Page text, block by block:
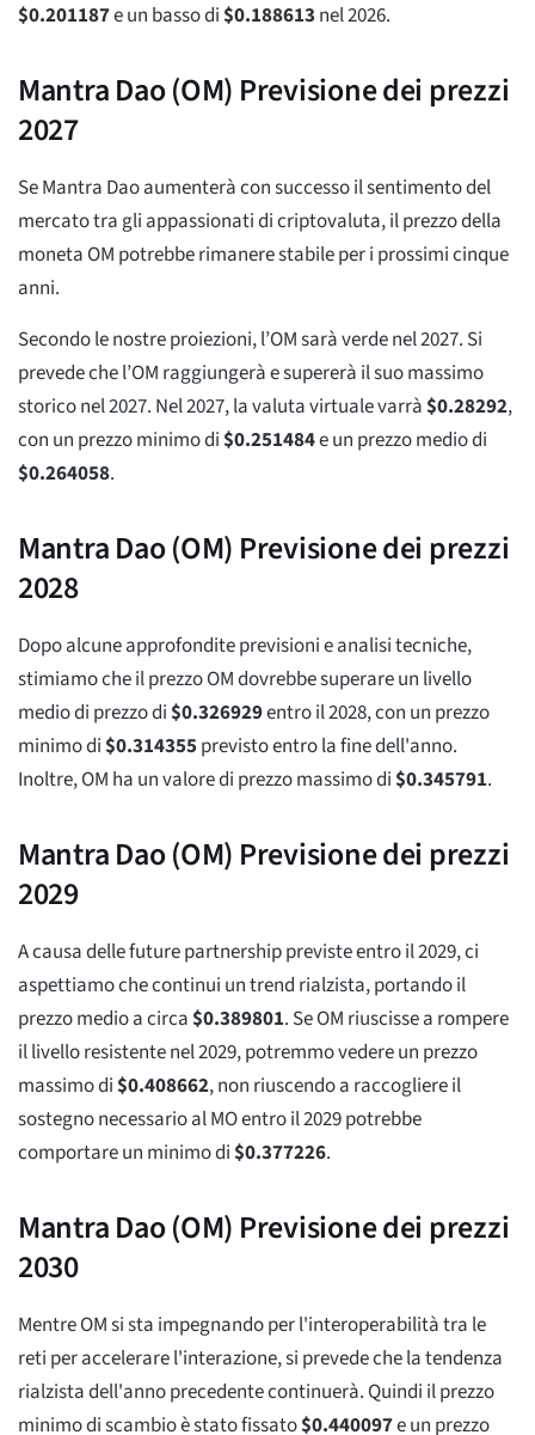
$0.201187e un basso di$0.188613 nel 2026.
Mantra Dao (OM) Previsione dei prezzi
2027
Se Mantra Dao aumenterà con successo il sentimento del
mercato tra gli appassionati di criptovaluta, il prezzo della
moneta OM potrebbe rimanere stabile per i prossimi cinque
anni.
Secondo le nostre proiezioni, l’OM sarà verde nel 2027. Si
prevede che l’OM raggiungerà e supererà il suo massimo
storico nel 2027. Nel 2027, la valuta virtuale varrà$0.28292,
con un prezzo minimo di$0.251484e un prezzo medio di
$0.264058.
Mantra Dao (OM) Previsione dei prezzi
2028
Dopo alcune approfondite previsioni e analisi tecniche,
stimiamo che il prezzo OM dovrebbe superare un livello
medio di prezzo di$0.326929entro il 2028, con un prezzo
minimo di$0.314355previsto entro la fine dell'anno.
Inoltre, OM ha un valore di prezzo massimo di$0.345791.
Mantra Dao (OM) Previsione dei prezzi
2029
A causa delle future partnership previste entro il 2029, ci
aspettiamo che continui un trend rialzista, portando il
prezzo medio a circa$0.389801. Se OM riuscisse a rompere
il livello resistente nel 2029, potremmo vedere un prezzo
massimo di$0.408662, non riuscendo a raccogliere il
sostegno necessario al MO entro il 2029 potrebbe
comportare un minimo di$0.377226.
Mantra Dao (OM) Previsione dei prezzi
2030
Mentre OM si sta impegnando per l'interoperabilità tra le
reti per accelerare l'interazione, si prevede che la tendenza
rialzista dell'anno precedente continuerà. Quindi il prezzo
minimo di scambio è stato fissato$0.440097e un prezzo